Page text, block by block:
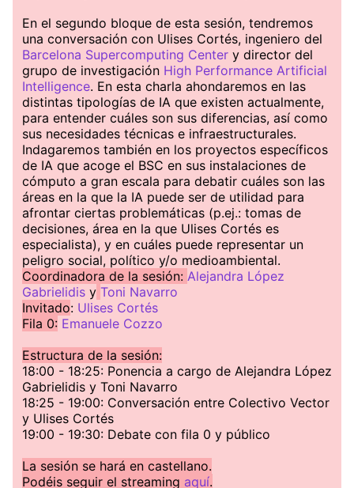
En el segundo bloque de esta sesión, tendremos
una conversación con Ulises Cortés, ingeniero del
Barcelona Supercomputing Center y director del
grupo de investigación High Performance Artificial
Intelligence. En esta charla ahondaremos en las
distintas tipologías de IA que existen actualmente,
para entender cuáles son sus diferencias, así como
sus necesidades técnicas e infraestructurales.
Indagaremos también en los proyectos específicos
de IA que acoge el BSC en sus instalaciones de
cómputo a gran escala para debatir cuáles son las
áreas en la que la IA puede ser de utilidad para
afrontar ciertas problemáticas (p.ej.: tomas de
decisiones, área en la que Ulises Cortés es
especialista), y en cuáles puede representar un
peligro social, político y/o medioambiental.
Coordinadora de la sesión: Alejandra López
Gabrielidis y Toni Navarro
Invitado: Ulises Cortés
Fila 0: Emanuele Cozzo
Estructura de la sesión:
18:00 - 18:25: Ponencia a cargo de Alejandra López
Gabrielidis y Toni Navarro
18:25 - 19:00: Conversación entre Colectivo Vector
y Ulises Cortés
19:00 - 19:30: Debate con fila 0 y público
La sesión se hará en castellano.
Podéis seguir el streaming aquí.